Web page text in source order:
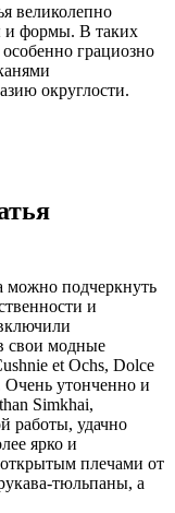
великолепно
и формы. В таких
грациозно
округлости.
можно подчеркнуть
и
свои модные
et Ochs, Dolce
Очень утонченно и
Simkhai,
работы, удачно
ярко и
плечами от
тюльпаны, а